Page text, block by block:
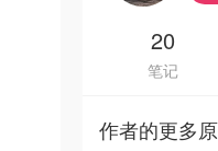
20
笔记
作者的更多